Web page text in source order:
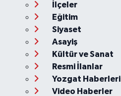
İlçeler
Eğitim
Siyaset
Asayiş
Kültür ve Sanat
Resmi İlanlar
Yozgat Haberleri
Video Haberler